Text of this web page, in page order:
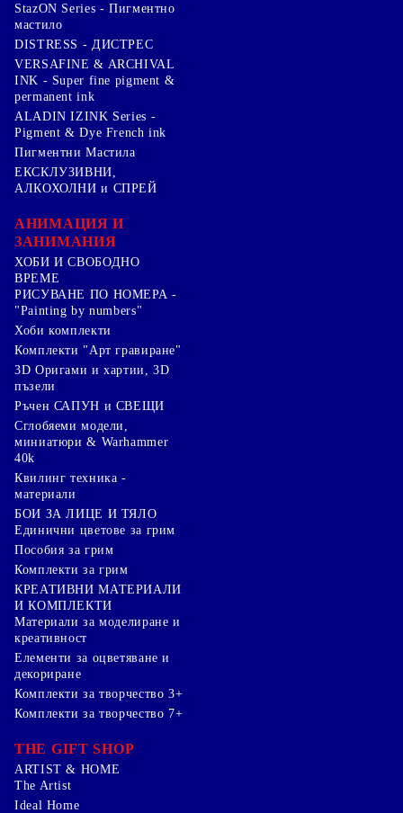
StazON Series - Пигментно
мастило
DISTRESS - ДИСТРЕС
VERSAFINE & ARCHIVAL
INK - Super fine pigment &
permanent ink
ALADIN IZINK Series -
Pigment & Dye French ink
Пигментни Мастила
ЕКСКЛУЗИВНИ,
АЛКОХОЛНИ и СПРЕЙ
АНИМАЦИЯ И
ЗАНИМАНИЯ
ХОБИ И СВОБОДНО
ВРЕМЕ
РИСУВАНЕ ПО НОМЕРА -
"Painting by numbers"
Хоби комплекти
Комплекти "Арт гравиране"
3D Оригами и хартии, 3D
пъзели
Ръчен САПУН и СВЕЩИ
Сглобяеми модели,
миниатюри & Warhammer
40k
Квилинг техника -
материали
БОИ ЗА ЛИЦЕ И ТЯЛО
Единични цветове за грим
Пособия за грим
Комплекти за грим
КРЕАТИВНИ МАТЕРИАЛИ
И КОМПЛЕКТИ
Mатериали за моделиране и
креативност
Елементи за оцветяване и
декориране
Комплекти за творчество 3+
Комплекти за творчество 7+
THE GIFT SHOP
ARTIST & HOME
The Artist
Ideal Home